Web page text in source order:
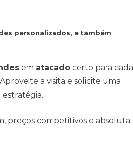
personalizados, e também
em atacado certo para cada
Aproveite a visita e solicite uma
preços competitivos e absoluta